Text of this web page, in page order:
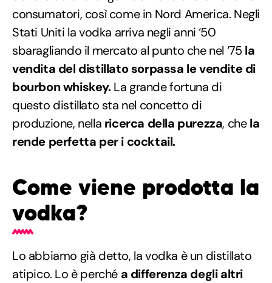
consumatori, così come in Nord America. Negli
Stati Uniti la vodka arriva negli anni ‘50
sbaragliando il mercato al punto che nel ‘75 la
vendita del distillato sorpassa le vendite di
bourbon whiskey.La grande fortuna di
questo distillato sta nel concetto di
produzione, nella ricerca della purezza, chela
rende perfetta per i cocktail.
Come viene prodotta la
vodka?
Lo abbiamo già detto, la vodka è un distillato
atipico. Lo è perché a differenza degli altri